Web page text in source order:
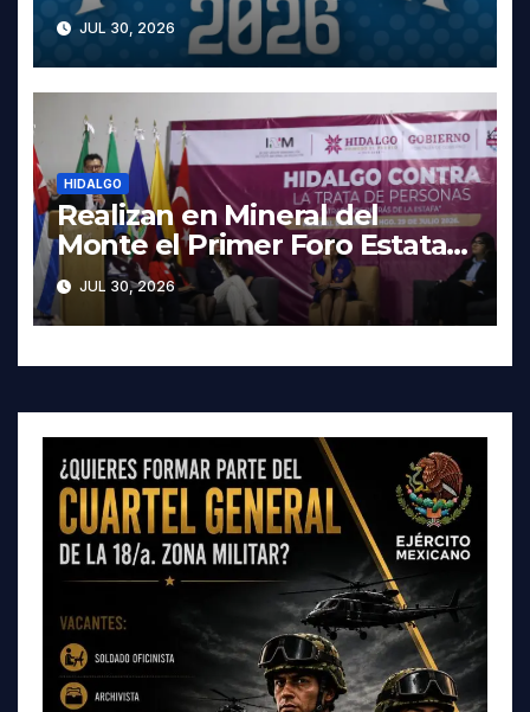
cartelera completa, las fechas
y los precios
JUL 30, 2026
HIDALGO
Realizan en Mineral del
Monte el Primer Foro Estatal
contra la Trata de Personas
JUL 30, 2026